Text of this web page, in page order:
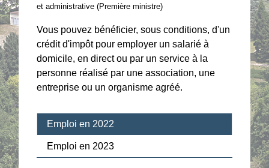
et administrative (Première ministre)
Vous pouvez bénéficier, sous conditions, d'un
crédit d'impôt pour employer un salarié à
domicile, en direct ou par un service à la
personne réalisé par une association, une
entreprise ou un organisme agréé.
Emploi en 2022
Emploi en 2023